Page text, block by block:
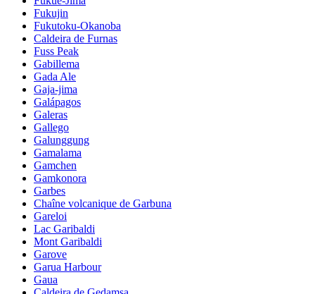
Fukujin
Fukutoku-Okanoba
Caldeira de Furnas
Fuss Peak
Gabillema
Gada Ale
Gaja-jima
Galápagos
Galeras
Gallego
Galunggung
Gamalama
Gamchen
Gamkonora
Garbes
Chaîne volcanique de Garbuna
Gareloi
Lac Garibaldi
Mont Garibaldi
Garove
Garua Harbour
Gaua